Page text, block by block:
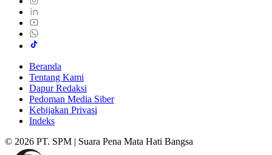
Beranda
Tentang Kami
Dapur Redaksi
Pedoman Media Siber
Kebijakan Privasi
Indeks
© 2026 PT. SPM | Suara Pena Mata Hati Bangsa